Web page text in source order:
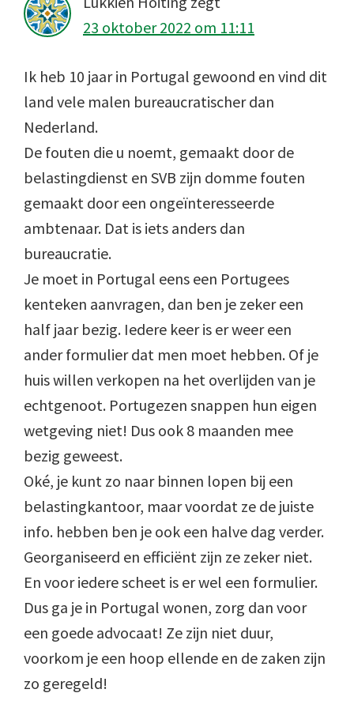
23 oktober 2022 om 11:11
Ik heb 10 jaar in Portugal gewoond en vind dit
land vele malen bureaucratischer dan
Nederland.
De fouten die u noemt, gemaakt door de
belastingdienst en SVB zijn domme fouten
gemaakt door een ongeïnteresseerde
ambtenaar. Dat is iets anders dan
bureaucratie.
Je moet in Portugal eens een Portugees
kenteken aanvragen, dan ben je zeker een
half jaar bezig. Iedere keer is er weer een
ander formulier dat men moet hebben. Of je
huis willen verkopen na het overlijden van je
echtgenoot. Portugezen snappen hun eigen
wetgeving niet! Dus ook 8 maanden mee
bezig geweest.
Oké, je kunt zo naar binnen lopen bij een
belastingkantoor, maar voordat ze de juiste
info. hebben ben je ook een halve dag verder.
Georganiseerd en efficiënt zijn ze zeker niet.
En voor iedere scheet is er wel een formulier.
Dus ga je in Portugal wonen, zorg dan voor
een goede advocaat! Ze zijn niet duur,
voorkom je een hoop ellende en de zaken zijn
zo geregeld!